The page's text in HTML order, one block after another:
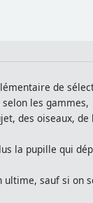
de
les gammes,
des oiseaux,
la pupille qui
sauf si on